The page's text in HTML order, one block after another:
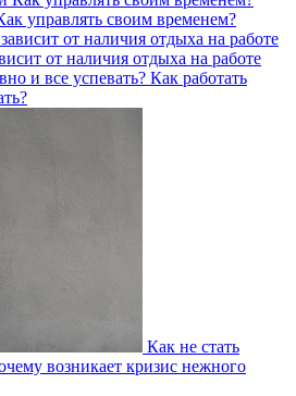
управлять своим временем?
от наличия отдыха на работе
Как работать
Как не стать
возникает кризис нежного